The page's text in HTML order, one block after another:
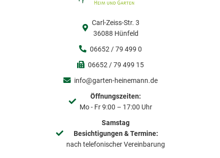
Carl-Zeiss-Str. 3
36088 Hünfeld
06652 / 79 499 0
06652 / 79 499 15
info@garten-heinemann.de
Öffnungszeiten:
Mo - Fr 9:00 – 17:00 Uhr
Samstag
Besichtigungen & Termine:
nach telefonischer Vereinbarung